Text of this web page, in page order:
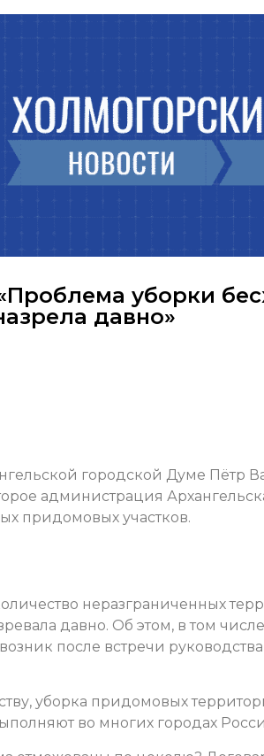
уборки
давно»
городской Думе Пётр
администрация
придомовых участков.
неразграниченных
давно. Об этом, в том
после встречи
уборка придомовых
во многих городах